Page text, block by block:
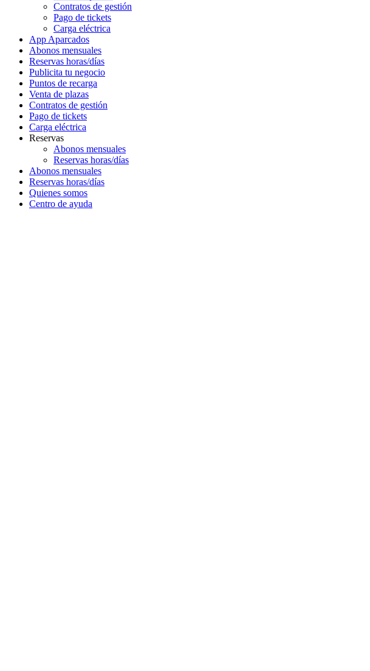
Contratos de gestión
Pago de tickets
Carga eléctrica
App Aparcados
Abonos mensuales
Reservas horas/días
Publicita tu negocio
Puntos de recarga
Venta de plazas
Contratos de gestión
Pago de tickets
Carga eléctrica
Reservas
Abonos mensuales
Reservas horas/días
Abonos mensuales
Reservas horas/días
Quienes somos
Centro de ayuda